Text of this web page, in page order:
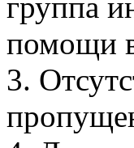
помощи
3.